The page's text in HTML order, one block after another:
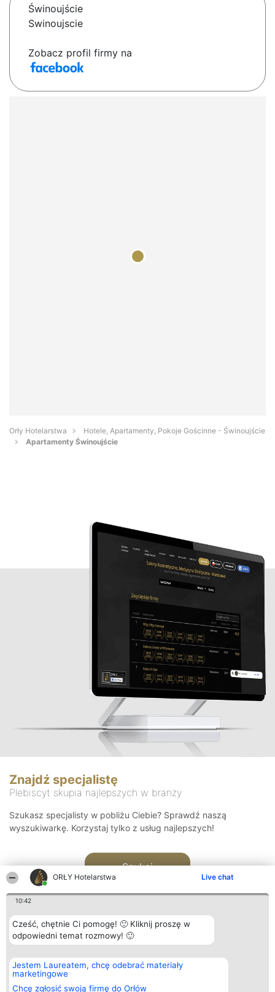
ORŁY Hotelarstwa Live chat
10:42
Cześć, chętnie Ci pomogę! 🙂 Kliknij proszę w
odpowiedni temat rozmowy! 🙂
Jestem Laureatem, chcę odebrać materiały
marketingowe
Chcę zgłosić swoją firmę do Orłów
Świnoujście
Swinoujscie
Zobacz profil firmy na
Orły Hotelarstwa
Hotele, Apartamenty, Pokoje Gościnne - Świnoujście
Apartamenty Świnoujście
Znajdź specjalistę
Plebiscyt skupia najlepszych w branży
Szukasz specjalisty w pobliżu Ciebie? Sprawdź naszą
wyszukiwarkę. Korzystaj tylko z usług najlepszych!
Szukaj
Organizator plebiscytu
Bright Side Solutions sp. z o.
o. sp. k.
ul. Ruska 22
Plebiscyt
Laureaci
wszystkich
Kontakt
Kontakt